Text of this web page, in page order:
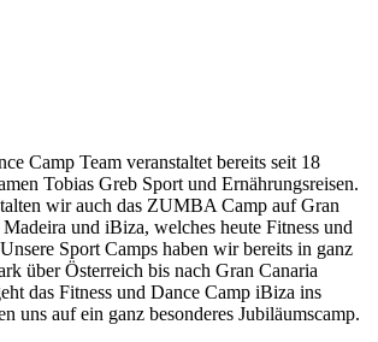
Camp Team veranstaltet bereits seit 18
Tobias Greb Sport und Ernährungsreisen.
wir auch das ZUMBA Camp auf Gran
und iBiza, welches heute Fitness und
Sport Camps haben wir bereits in ganz
über Österreich bis nach Gran Canaria
das Fitness und Dance Camp iBiza ins
uns auf ein ganz besonderes Jubiläumscamp.